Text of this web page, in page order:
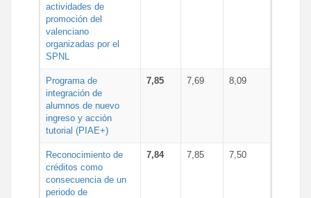
actividades de
promoción del
valenciano
organizadas por el
SPNL
Programa de
integración de
alumnos de nuevo
ingreso y acción
tutorial (PIAE+)
7,85 7,69 8,09
Reconocimiento de
créditos como
consecuencia de un
periodo de
7,84 7,85 7,50